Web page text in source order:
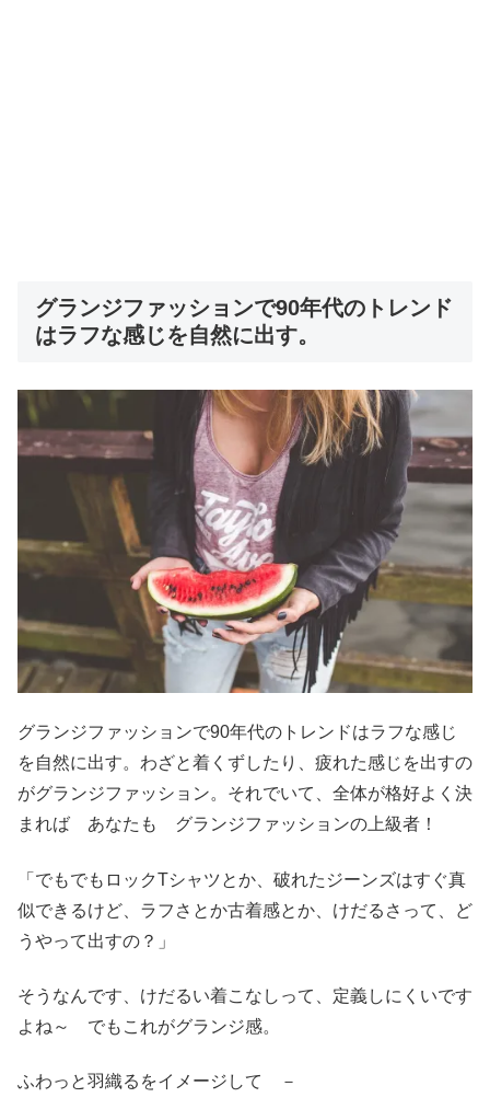
グランジファッションで90年代のトレンド
はラフな感じを自然に出す。
グランジファッションで90年代のトレンドはラフな感じ
を自然に出す。わざと着くずしたり、疲れた感じを出すの
がグランジファッション。それでいて、全体が格好よく決
まれば あなたも グランジファッションの上級者！
「でもでもロックTシャツとか、破れたジーンズはすぐ真
似できるけど、ラフさとか古着感とか、けだるさって、ど
うやって出すの？」
そうなんです、けだるい着こなしって、定義しにくいです
よね～ でもこれがグランジ感。
ふわっと羽織るをイメージして －